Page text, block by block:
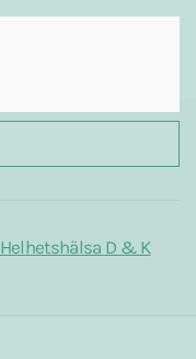
Helhetshälsa D & K